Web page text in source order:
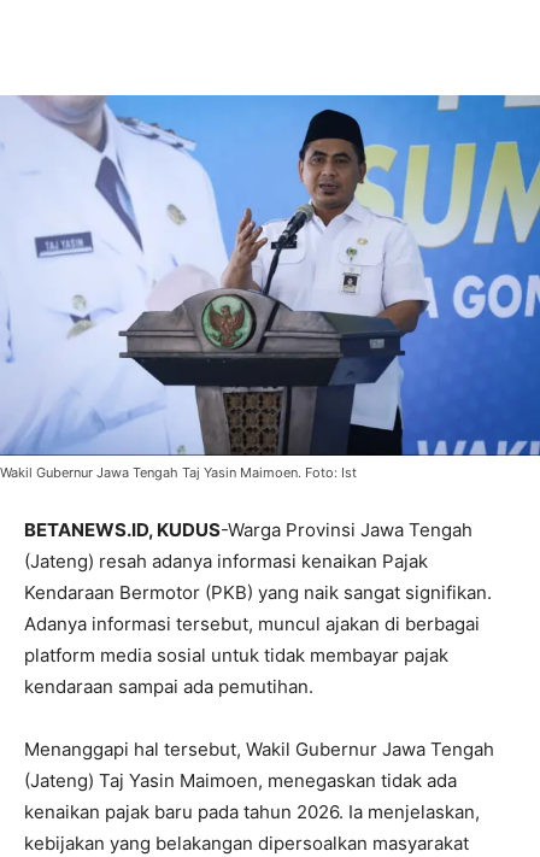
Wakil Gubernur Jawa Tengah Taj Yasin Maimoen. Foto: Ist
BETANEWS.ID, KUDUS-Warga Provinsi Jawa Tengah
(Jateng) resah adanya informasi kenaikan Pajak
Kendaraan Bermotor (PKB) yang naik sangat signifikan.
Adanya informasi tersebut, muncul ajakan di berbagai
platform media sosial untuk tidak membayar pajak
kendaraan sampai ada pemutihan.
Menanggapi hal tersebut, Wakil Gubernur Jawa Tengah
(Jateng) Taj Yasin Maimoen, menegaskan tidak ada
kenaikan pajak baru pada tahun 2026. Ia menjelaskan,
kebijakan yang belakangan dipersoalkan masyarakat